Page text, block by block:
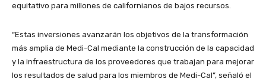
equitativo para millones de californianos de bajos recursos.
“Estas inversiones avanzarán los objetivos de la transformación
más amplia de Medi-Cal mediante la construcción de la capacidad
y la infraestructura de los proveedores que trabajan para mejorar
los resultados de salud para los miembros de Medi-Cal”, señaló el